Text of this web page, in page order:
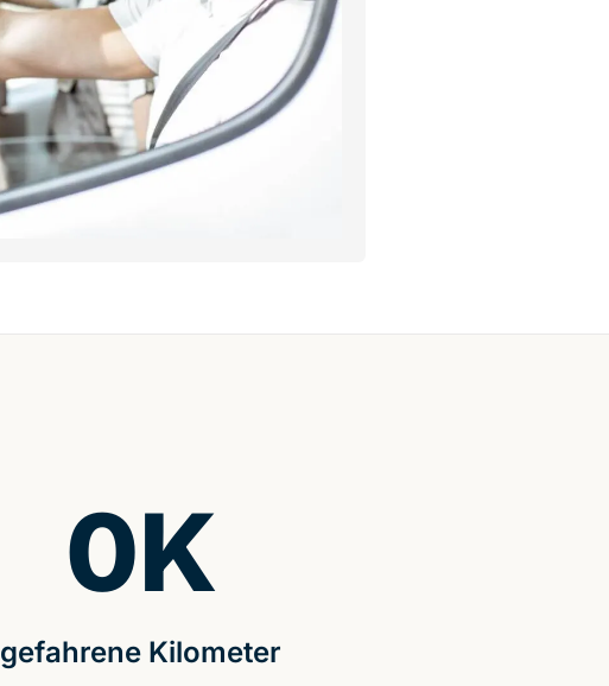
gefahrene Kilometer
0K